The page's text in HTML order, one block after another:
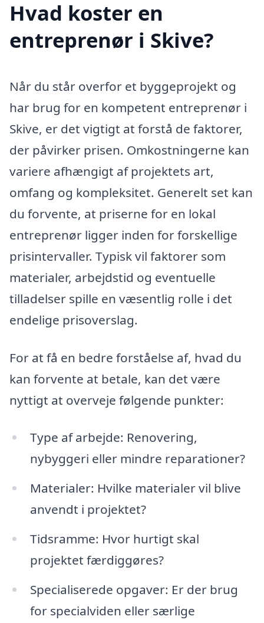
Hvad koster en
entreprenør i Skive?
Når du står overfor et byggeprojekt og
har brug for en kompetent entreprenør i
Skive, er det vigtigt at forstå de faktorer,
der påvirker prisen. Omkostningerne kan
variere afhængigt af projektets art,
omfang og kompleksitet. Generelt set kan
du forvente, at priserne for en lokal
entreprenør ligger inden for forskellige
prisintervaller. Typisk vil faktorer som
materialer, arbejdstid og eventuelle
tilladelser spille en væsentlig rolle i det
endelige prisoverslag.
For at få en bedre forståelse af, hvad du
kan forvente at betale, kan det være
nyttigt at overveje følgende punkter:
Type af arbejde: Renovering,
nybyggeri eller mindre reparationer?
Materialer: Hvilke materialer vil blive
anvendt i projektet?
Tidsramme: Hvor hurtigt skal
projektet færdiggøres?
Specialiserede opgaver: Er der brug
for specialviden eller særlige